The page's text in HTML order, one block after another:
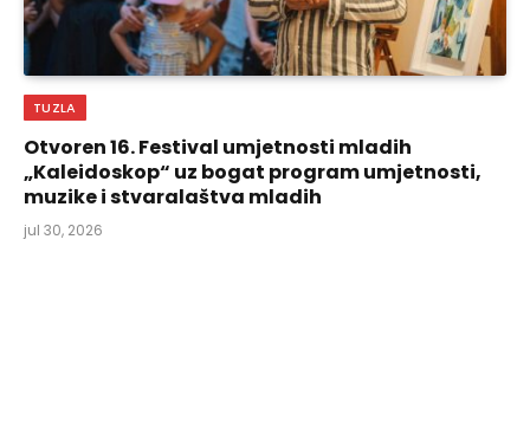
TUZLA
Otvoren 16. Festival umjetnosti mladih
„Kaleidoskop“ uz bogat program umjetnosti,
muzike i stvaralaštva mladih
jul 30, 2026